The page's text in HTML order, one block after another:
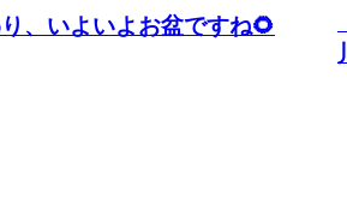
、いよいよお盆ですね🌻